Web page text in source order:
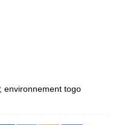
, environnement togo